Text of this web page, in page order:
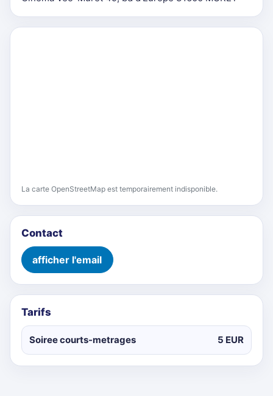
La carte OpenStreetMap est temporairement indisponible.
Contact
afficher l'email
Tarifs
Soiree courts-metrages 5 EUR